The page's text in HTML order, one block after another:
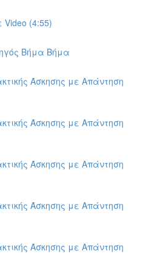
(4:55)
Βήμα Βήμα
Άσκησης με Απάντηση
Άσκησης με Απάντηση
Άσκησης με Απάντηση
Άσκησης με Απάντηση
Άσκησης με Απάντηση